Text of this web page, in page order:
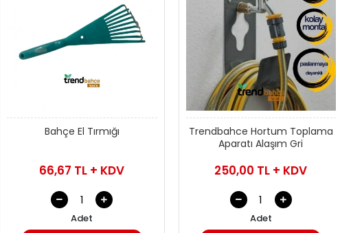
Bahçe El Tırmığı
66,67 TL + KDV
Adet
Trendbahce Hortum Toplama
Aparatı Alaşım Gri
250,00 TL + KDV
Adet